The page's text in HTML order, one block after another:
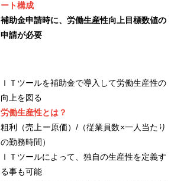
ート構成
補助金申請時に、労働生産性向上目標数値の
申請が必要
ＩＴツールを補助金で導入して労働生産性の
向上を図る
労働生産性とは？
粗利（売上ー原価）/（従業員数×一人当たり
の勤務時間）
ＩＴツールによって、独自の生産性を定義す
る事も可能